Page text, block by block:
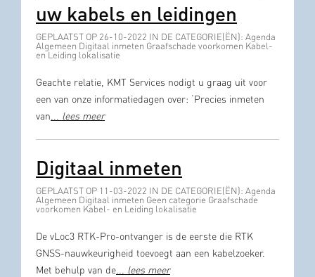
uw kabels en leidingen
GEPLAATST OP 26-10-2022 IN DE CATEGORIE(ËN): Agenda
Algemeen Digitaal inmeten Graafschade voorkomen Kabel-
en Leiding lokalisatie
Geachte relatie, KMT Services nodigt u graag uit voor
een van onze informatiedagen over: ‘Precies inmeten
van... lees meer
Digitaal inmeten
GEPLAATST OP 11-03-2022 IN DE CATEGORIE(ËN): Agenda
Algemeen Digitaal inmeten Geen categorie Graafschade
voorkomen Kabel- en Leiding lokalisatie
De vLoc3 RTK-Pro-ontvanger is de eerste die RTK
GNSS-nauwkeurigheid toevoegt aan een kabelzoeker.
Met behulp van de... lees meer